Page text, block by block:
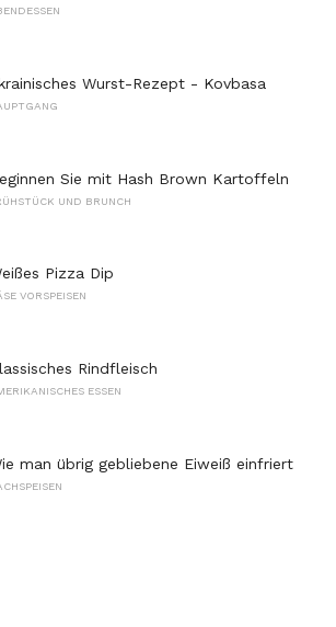
Wurst-Rezept - Kovbasa
Sie mit Hash Brown Kartoffeln
UND BRUNCH
Pizza Dip
VORSPEISEN
Rindfleisch
ESSEN
man übrig gebliebene Eiweiß einfriert